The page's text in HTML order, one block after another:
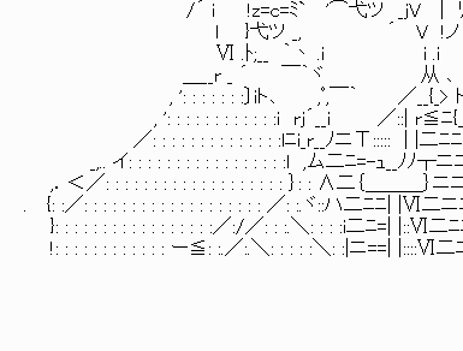
/´ i !z=c=ﾐ` '⌒弋ツ _jV | ﾘ
l }弋ツ _, ´ V !ノ ,ﾊ 全面
Ⅵ .ﾄ;__ ｀丶 .i i .i
＿__r _ ´ ￣｀ヾ 从 ､
, ': : : : : : :〕iト､ ,ﾟ,￣｀ ／__{_> ト､
, ': : : : : : : : : : : :i rj´__ｉ ／::| r≦ﾆ{_: :
／: : : : : : : : : : : : : :lﾆi_r__ﾉニΤ::::: | |二ﾆﾆi: : : :
_,.. イ: : : : : : : : : : : : : : : : :l ,ム二ﾆ=-ｭ__ﾉﾉ┬ニﾆl:
,．＜／: : : : : : : : : : : : : : : : : : : ｝: : ∧二｛＿＿＿｝ニ
. {: :／: : : : : : : : : : : : : : : : : : : ／: :.ヾ::ハ二ﾆﾆ| |Ⅵ二
}: : : : : : : : : : : : : : : : :／:/／: : :.＼: : : :i二ﾆ=| |::Ⅵ二
!: : : : : : : : : : : : ー≦: :.／:.＼: : : : :＼: :|ニ==| |::::Ⅵ二